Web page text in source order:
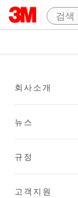
회사소개
뉴스
규정
고객지원